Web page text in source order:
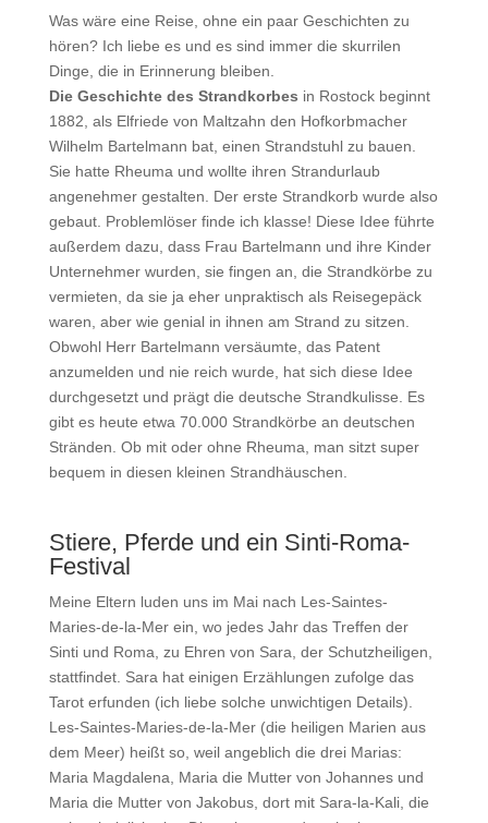
Was wäre eine Reise, ohne ein paar Geschichten zu
hören? Ich liebe es und es sind immer die skurrilen
Dinge, die in Erinnerung bleiben.
Die Geschichte des Strandkorbes in Rostock beginnt
1882, als Elfriede von Maltzahn den Hofkorbmacher
Wilhelm Bartelmann bat, einen Strandstuhl zu bauen.
Sie hatte Rheuma und wollte ihren Strandurlaub
angenehmer gestalten. Der erste Strandkorb wurde also
gebaut. Problemlöser finde ich klasse! Diese Idee führte
außerdem dazu, dass Frau Bartelmann und ihre Kinder
Unternehmer wurden, sie fingen an, die Strandkörbe zu
vermieten, da sie ja eher unpraktisch als Reisegepäck
waren, aber wie genial in ihnen am Strand zu sitzen.
Obwohl Herr Bartelmann versäumte, das Patent
anzumelden und nie reich wurde, hat sich diese Idee
durchgesetzt und prägt die deutsche Strandkulisse. Es
gibt es heute etwa 70.000 Strandkörbe an deutschen
Stränden. Ob mit oder ohne Rheuma, man sitzt super
bequem in diesen kleinen Strandhäuschen.
Stiere, Pferde und ein Sinti-Roma-
Festival
Meine Eltern luden uns im Mai nach Les-Saintes-
Maries-de-la-Mer ein, wo jedes Jahr das Treffen der
Sinti und Roma, zu Ehren von Sara, der Schutzheiligen,
stattfindet. Sara hat einigen Erzählungen zufolge das
Tarot erfunden (ich liebe solche unwichtigen Details).
Les-Saintes-Maries-de-la-Mer (die heiligen Marien aus
dem Meer) heißt so, weil angeblich die drei Marias:
Maria Magdalena, Maria die Mutter von Johannes und
Maria die Mutter von Jakobus, dort mit Sara-la-Kali, die